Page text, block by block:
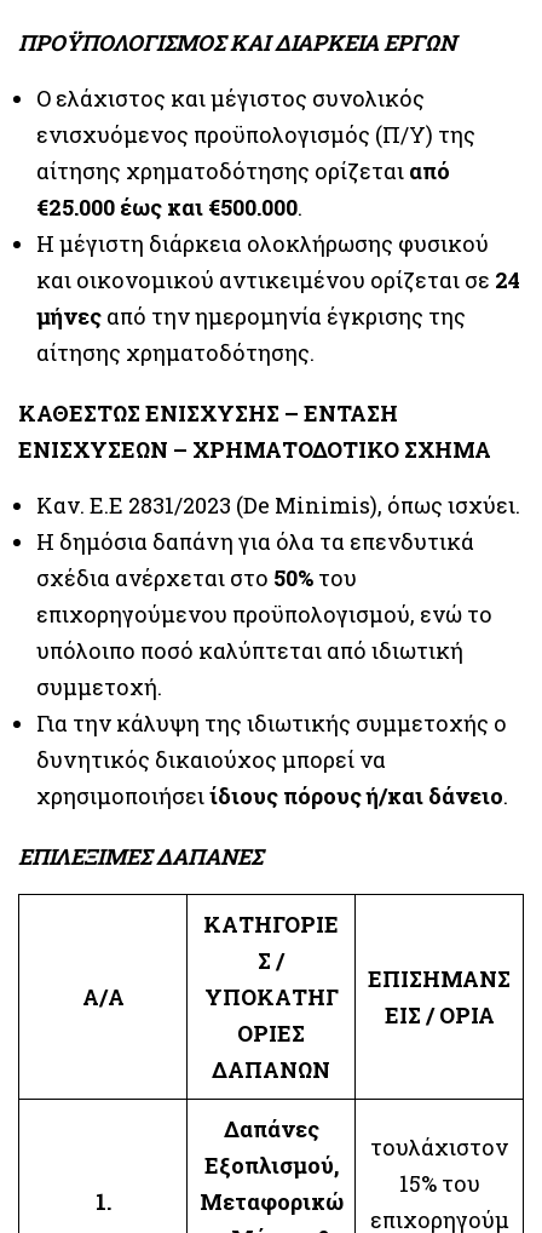
ΠΡΟΫΠΟΛΟΓΙΣΜΟΣ ΚΑΙ ΔΙΑΡΚΕΙΑ ΕΡΓΩΝ
Ο ελάχιστος και μέγιστος συνολικός
ενισχυόμενος προϋπολογισμός (Π/Υ) της
αίτησης χρηματοδότησης ορίζεται από
€25.000 έως και €500.000.
Η μέγιστη διάρκεια ολοκλήρωσης φυσικού
και οικονομικού αντικειμένου ορίζεται σε 24
μήνες από την ημερομηνία έγκρισης της
αίτησης χρηματοδότησης.
ΚΑΘΕΣΤΩΣ ΕΝΙΣΧΥΣΗΣ – ΕΝΤΑΣΗ
ΕΝΙΣΧΥΣΕΩΝ – ΧΡΗΜΑΤΟΔΟΤΙΚΟ ΣΧΗΜΑ
Καν. Ε.Ε 2831/2023 (De Minimis), όπως ισχύει.
Η δημόσια δαπάνη για όλα τα επενδυτικά
σχέδια ανέρχεται στο 50% του
επιχορηγούμενου προϋπολογισμού, ενώ το
υπόλοιπο ποσό καλύπτεται από ιδιωτική
συμμετοχή.
Για την κάλυψη της ιδιωτικής συμμετοχής ο
δυνητικός δικαιούχος μπορεί να
χρησιμοποιήσειίδιους πόρους ή/και δάνειο.
ΕΠΙΛΕΞΙΜΕΣ ΔΑΠΑΝΕΣ
Α/Α
ΚΑΤΗΓΟΡΙΕ
Σ /
ΥΠΟΚΑΤΗΓ
ΟΡΙΕΣ
ΔΑΠΑΝΩΝ
ΕΠΙΣΗΜΑΝΣ
ΕΙΣ / ΟΡΙΑ
1.
Δαπάνες
Εξοπλισμού,
Μεταφορικώ
τουλάχιστον
15% του
επιχορηγούμ